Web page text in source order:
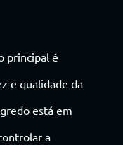
principal é
e qualidade da
está em
a